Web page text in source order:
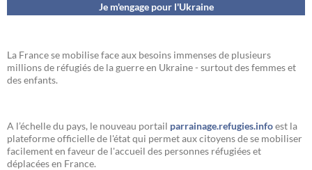
Je m'engage pour l'Ukraine
La France se mobilise face aux besoins immenses de plusieurs
millions de réfugiés de la guerre en Ukraine - surtout des femmes et
des enfants.
A l’échelle du pays, le nouveau portail parrainage.refugies.infoest la
plateforme officielle de l'état qui permet aux citoyens de se mobiliser
facilement en faveur de l'accueil des personnes réfugiées et
déplacées en France.